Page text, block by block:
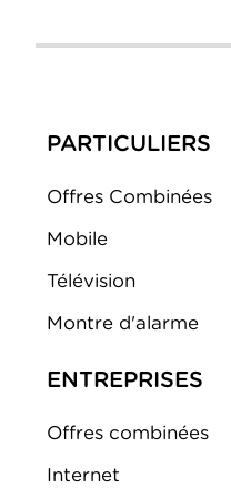
PARTICULIERS
Offres Combinées
Mobile
Télévision
Montre d'alarme
ENTREPRISES
Offres combinées
Internet